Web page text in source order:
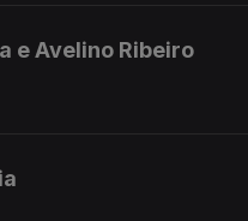
e Avelino Ribeiro